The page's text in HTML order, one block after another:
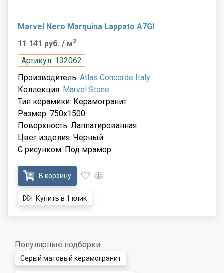
Marvel Nero Marquina Lappato A7GI
11 141 руб. / м2
Артикул: 132062
Производитель: Atlas Concorde Italy
Коллекция: Marvel Stone
Тип керамики: Керамогранит
Размер: 750x1500
Поверхность: Лаппатированная
Цвет изделия: Чёрный
С рисунком: Под мрамор
В корзину
Купить в 1 клик
Популярные подборки:
Серый матовый керамогранит